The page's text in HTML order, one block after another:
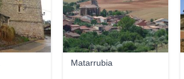
Matarrubia